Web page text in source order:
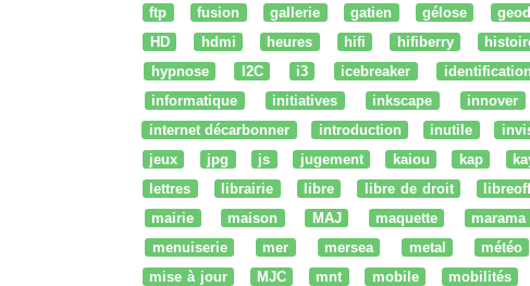
ftp
fusion gallerie gatien gélose
HD
hdmi heures hifi hifiberry
hypnose
I2C i3 icebreaker identification
informatique
initiatives inkscape innover
internet décarbonner
introduction inutile
jeux
jpg js jugement kaiou kap
lettres
librairie libre libre de droit
mairie
maison MAJ maquette marama
menuiserie
mer mersea metal météo
mise à jour
MJC mnt mobile mobilités